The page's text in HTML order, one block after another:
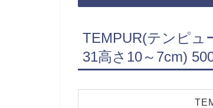
TEMPUR(テンピュ
31高さ10～7cm)